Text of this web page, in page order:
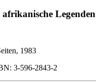
Legenden
1983
3-596-2843-2